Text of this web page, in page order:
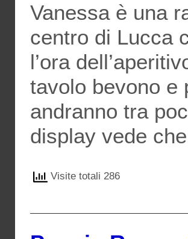
Vanessa è una
centro di Lucca
l’ora
tavolo bevono e
andranno tra
display vede
Visite totali 286